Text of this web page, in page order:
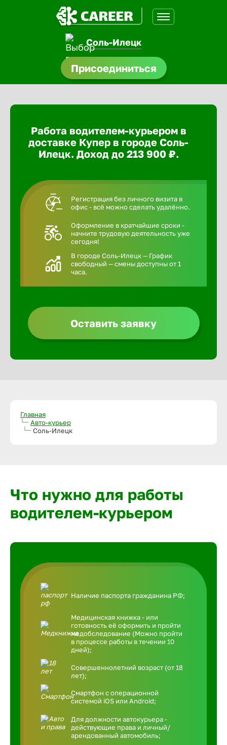
Соль-Илецк
Присоединиться
Работа водителем-курьером в
доставке Купер в городе Соль-
Илецк. Доход до 213 900 ₽.
Регистрация без личного визита в
офис - всё можно сделать удалённо.
Оформление в кратчайшие сроки -
начните трудовую деятельность уже
сегодня!
В городе Соль-Илецк — График
свободный — смены доступны от 1
часа.
Оставить заявку
Главная
Авто-курьер
Соль-Илецк
Что нужно для работы
водителем-курьером
Наличие паспорта гражданина РФ;
Медицинская книжка - или
готовность её оформить и пройти
медобследование (Можно пройти
в процессе работы в течении 10
дней);
Совершеннолетний возраст (от 18
лет);
Смартфон с операционной
системой iOS или Android;
Для должности автокурьера -
действующие права и личный/
арендованный автомобиль;